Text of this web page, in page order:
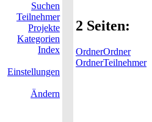
Suchen
Teilnehmer
Projekte
Kategorien
Index
Einstellungen
Ändern
2 Seiten:
OrdnerOrdner
OrdnerTeilnehmer